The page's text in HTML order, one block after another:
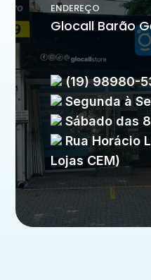
ENDEREÇO
Glocall Barão
(19) 98980-
Segunda à
Sábado das
Rua Horácio
Lojas CEM)